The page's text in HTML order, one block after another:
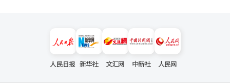
人民日报 新华社 文汇网 中新社 人民网